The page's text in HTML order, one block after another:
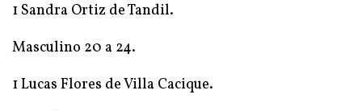
1 Sandra Ortiz de Tandil.
Masculino 20 a 24.
1 Lucas Flores de Villa Cacique.